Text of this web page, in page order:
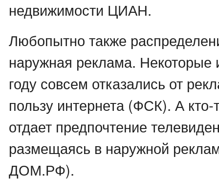
недвижимости ЦИАН.
Любопытно также
наружная реклама. Некоторые
году совсем отказались от
пользу интернета (ФСК). А кто-
отдает предпочтение
размещаясь в наружной
ДОМ.РФ).